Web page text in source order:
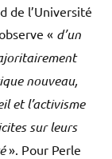
de l’Université
« d’un
nouveau,
et l’activisme
sur leurs
». Pour Perle